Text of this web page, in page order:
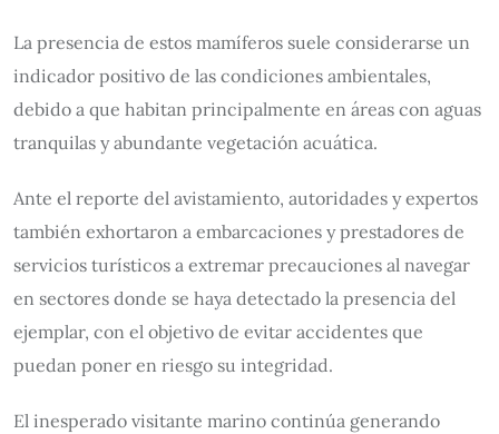
La presencia de estos mamíferos suele considerarse un
indicador positivo de las condiciones ambientales,
debido a que habitan principalmente en áreas con aguas
tranquilas y abundante vegetación acuática.
Ante el reporte del avistamiento, autoridades y expertos
también exhortaron a embarcaciones y prestadores de
servicios turísticos a extremar precauciones al navegar
en sectores donde se haya detectado la presencia del
ejemplar, con el objetivo de evitar accidentes que
puedan poner en riesgo su integridad.
El inesperado visitante marino continúa generando